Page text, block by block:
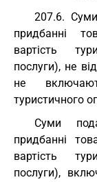
207.6.
придбанні
вартість
послуги), не
не
туристичного
Суми
придбанні
вартість
послуги),